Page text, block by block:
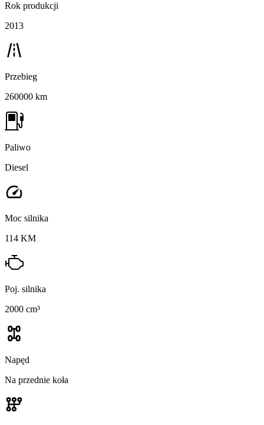
Rok produkcji
2013
Przebieg
260000 km
Paliwo
Diesel
Moc silnika
114 KM
Poj. silnika
2000 cm³
Napęd
Na przednie koła